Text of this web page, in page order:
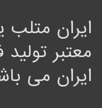
ایران متلب
معتبر
ایران می